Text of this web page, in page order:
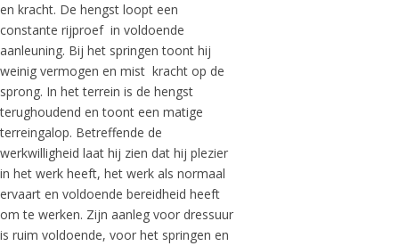
en kracht. De hengst loopt een
constante rijproef in voldoende
aanleuning. Bij het springen toont hij
weinig vermogen en mist kracht op de
sprong. In het terrein is de hengst
terughoudend en toont een matige
terreingalop. Betreffende de
werkwilligheid laat hij zien dat hij plezier
in het werk heeft, het werk als normaal
ervaart en voldoende bereidheid heeft
om te werken. Zijn aanleg voor dressuur
is ruim voldoende, voor het springen en